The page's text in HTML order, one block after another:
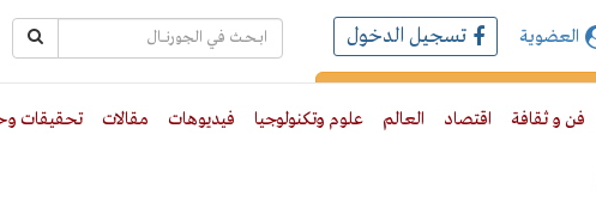
العضوية تسجيل الدخول
فن و ثقافة اقتصاد العالم علوم وتكنولوجيا فيديوهات مقالات تحقيقات